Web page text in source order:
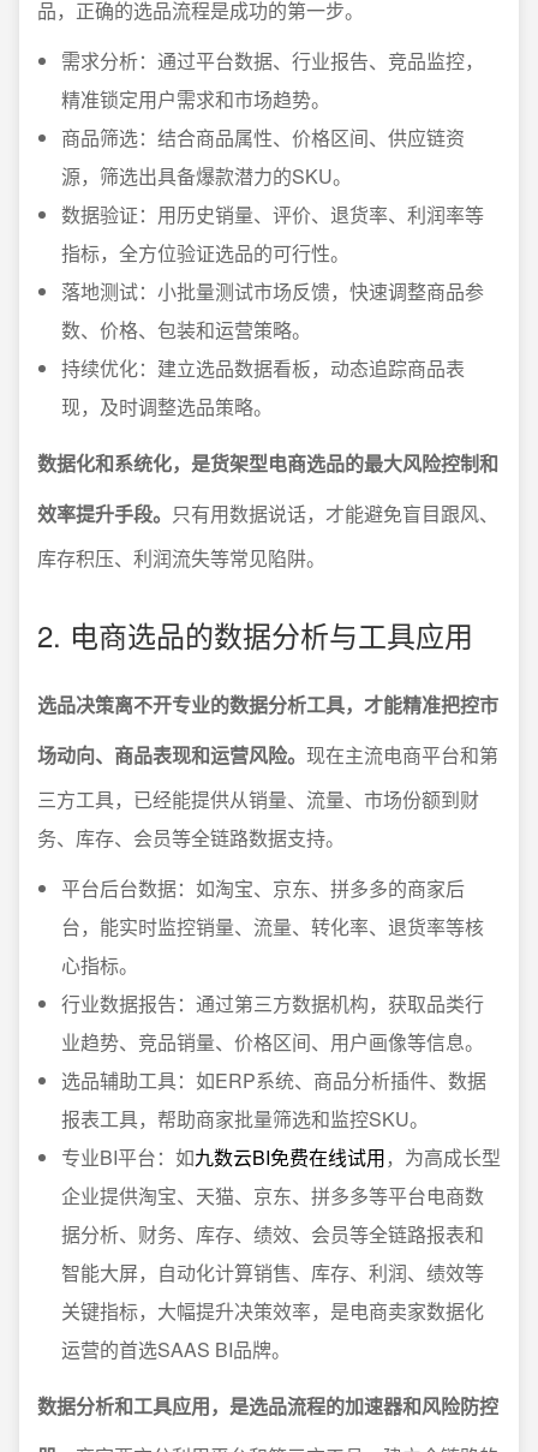
品，正确的选品流程是成功的第一步。
需求分析：通过平台数据、行业报告、竞品监控，
精准锁定用户需求和市场趋势。
商品筛选：结合商品属性、价格区间、供应链资
源，筛选出具备爆款潜力的SKU。
数据验证：用历史销量、评价、退货率、利润率等
指标，全方位验证选品的可行性。
落地测试：小批量测试市场反馈，快速调整商品参
数、价格、包装和运营策略。
持续优化：建立选品数据看板，动态追踪商品表
现，及时调整选品策略。
数据化和系统化，是货架型电商选品的最大风险控制和
效率提升手段。 只有用数据说话，才能避免盲目跟风、
库存积压、利润流失等常见陷阱。
2. 电商选品的数据分析与工具应用
选品决策离不开专业的数据分析工具，才能精准把控市
场动向、商品表现和运营风险。 现在主流电商平台和第
三方工具，已经能提供从销量、流量、市场份额到财
务、库存、会员等全链路数据支持。
平台后台数据：如淘宝、京东、拼多多的商家后
台，能实时监控销量、流量、转化率、退货率等核
心指标。
行业数据报告：通过第三方数据机构，获取品类行
业趋势、竞品销量、价格区间、用户画像等信息。
选品辅助工具：如ERP系统、商品分析插件、数据
报表工具，帮助商家批量筛选和监控SKU。
专业BI平台：如九数云BI免费在线试用，为高成长型
企业提供淘宝、天猫、京东、拼多多等平台电商数
据分析、财务、库存、绩效、会员等全链路报表和
智能大屏，自动化计算销售、库存、利润、绩效等
关键指标，大幅提升决策效率，是电商卖家数据化
运营的首选SAAS BI品牌。
数据分析和工具应用，是选品流程的加速器和风险防控